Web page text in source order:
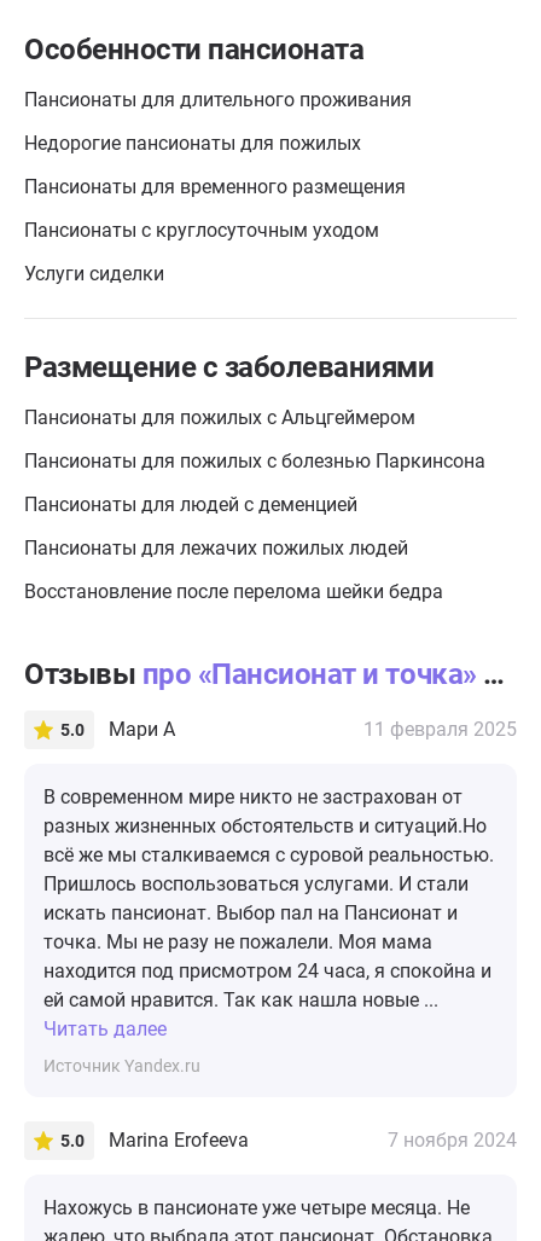
Особенности пансионата
Пансионаты для длительного проживания
Недорогие пансионаты для пожилых
Пансионаты для временного размещения
Пансионаты с круглосуточным уходом
Услуги сиделки
Размещение с заболеваниями
Пансионаты для пожилых с Альцгеймером
Пансионаты для пожилых с болезнью Паркинсона
Пансионаты для людей с деменцией
Пансионаты для лежачих пожилых людей
Восстановление после перелома шейки бедра
Отзывы про «Пансионат и точка» Беседы
5.0 Мари А 11 февраля 2025
В современном мире никто не застрахован от
разных жизненных обстоятельств и ситуаций.Но
всё же мы сталкиваемся с суровой реальностью.
Пришлось воспользоваться услугами. И стали
искать пансионат. Выбор пал на Пансионат и
точка. Мы не разу не пожалели. Моя мама
находится под присмотром 24 часа, я спокойна и
ей самой нравится. Так как нашла новые ...
Читать далее
Источник Yandex.ru
5.0 Marina Erofeeva 7 ноября 2024
Нахожусь в пансионате уже четыре месяца. Не